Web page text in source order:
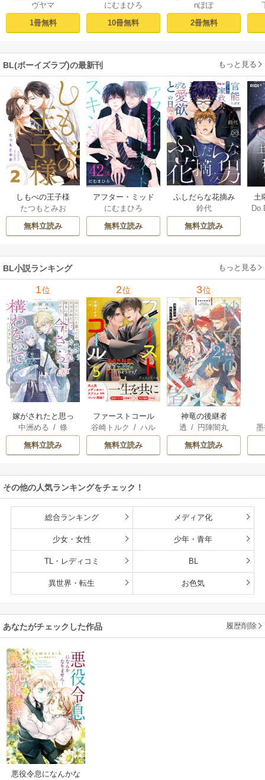
tart［ばら売り］
プロローグ
ヴヤマ
1冊無料
ナイト・スキン
［ばら売り］ 第1話
にむまひろ
10冊無料
nぽぽ
2冊無料
BL(ボーイズラブ)の最新刊 もっと見る
しもべの王子様
【描き下ろしおま
け付き特装版】 2巻
たつもとみお
無料立読み
アフター・ミッド
ナイト・スキン
［ばら売り］ 42巻
にむまひろ
無料立読み
ふしだらな花摘み
男 20巻
鈴代
無料立読み
土
上
BL小説ランキング もっと見る
1位
嫁がされたと思っ
たら放置されたの
で、好きに暮らし
ます。だから今さ
さい、辺境伯さま
中洲める /條
無料立読み
2位
ファーストコール
～童貞外科医、年
下ヤクザの嫁にさ
れそうです！～
谷崎トルク /ハル
無料立読み
3位
神竜の後継者
透 / 円陣闇丸
無料立読み
その他の人気ランキングをチェック！
総合ランキング メディア化
少女・女性 少年・青年
TL・レディコミ BL
異世界・転生 お色気
あなたがチェックした作品 履歴削除
悪役令息になんかな